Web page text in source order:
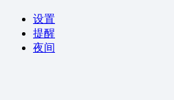
设置
提醒
夜间